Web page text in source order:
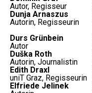
Autor, Regisseur
Dunja Arnaszus
Autorin, Regisseurin
Durs Grünbein
Autor
Duška Roth
Autorin, Journalistin
Edith Draxl
uniT Graz, Regisseurin
Elfriede Jelinek